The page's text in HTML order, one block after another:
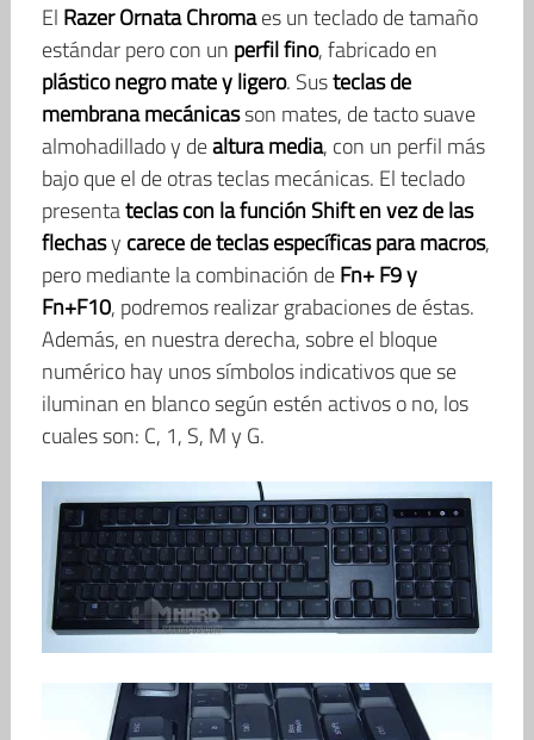
El Razer Ornata Chromaes un teclado de tamaño
estándar pero con un perfil fino, fabricado en
plástico negro mate y ligero. Susteclas de
membrana mecánicasson mates, de tacto suave
almohadillado y dealtura media, con un perfil más
bajo que el de otras teclas mecánicas. El teclado
presentateclas con la función Shiften vez de las
flechasy carece de teclas específicas para macros,
pero mediante la combinación deFn+ F9 y
Fn+F10, podremos realizar grabaciones de éstas.
Además, en nuestra derecha, sobre el bloque
numérico hay unos símbolos indicativos que se
iluminan en blanco según estén activos o no, los
cuales son: C, 1, S, M y G.